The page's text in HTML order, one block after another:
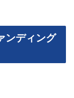
ンディング